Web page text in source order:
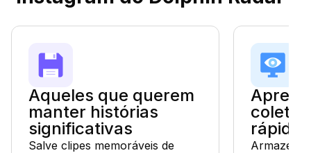
Aqueles que querem
manter histórias
significativas
Salve clipes memoráveis de
rápidas
Armazene